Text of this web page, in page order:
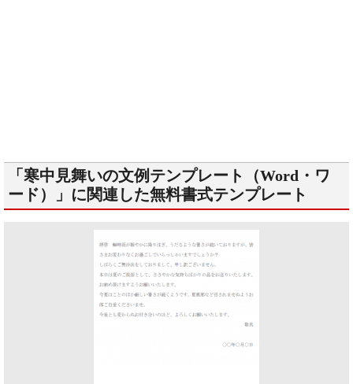
「寒中見舞いの文例テンプレート（Word・ワ
ード）」に関連した無料書式テンプレート